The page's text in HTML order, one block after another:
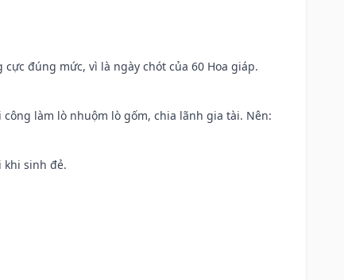
đúng mức, vì là ngày chót của 60 Hoa giáp.
làm lò nhuộm lò gốm, chia lãnh gia tài. Nên:
khi sinh đẻ.